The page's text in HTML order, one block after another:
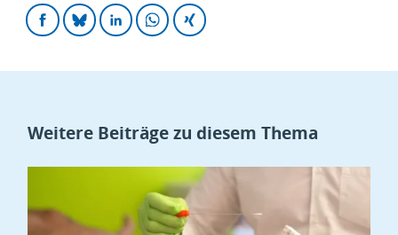
teilenteilenteilenteilenteilen
Weitere Beiträge zu diesem Thema